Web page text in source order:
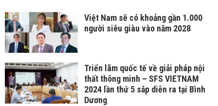
Việt Nam sẽ có khoảng gần 1.000
người siêu giàu vào năm 2028
Triển lãm quốc tế về giải pháp nội
thất thông minh – SFS VIETNAM
2024 lần thứ 5 sắp diễn ra tại Bình
Dương